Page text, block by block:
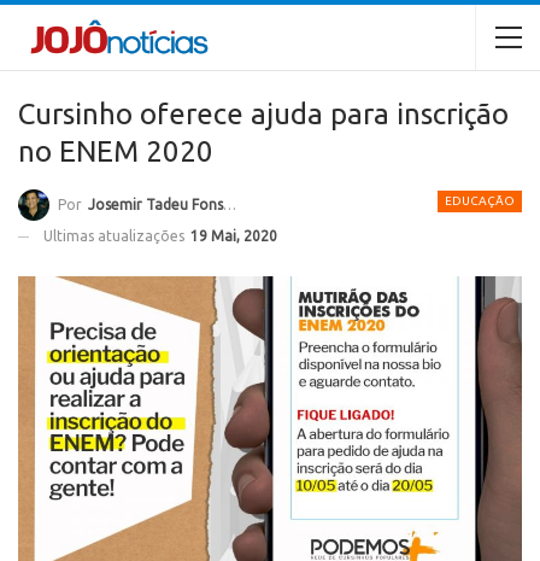
Cursinho oferece ajuda para inscrição
no ENEM 2020
EDUCAÇÃO
Por Josemir Tadeu Fonseca
Ultimas atualizações 19 Mai, 2020